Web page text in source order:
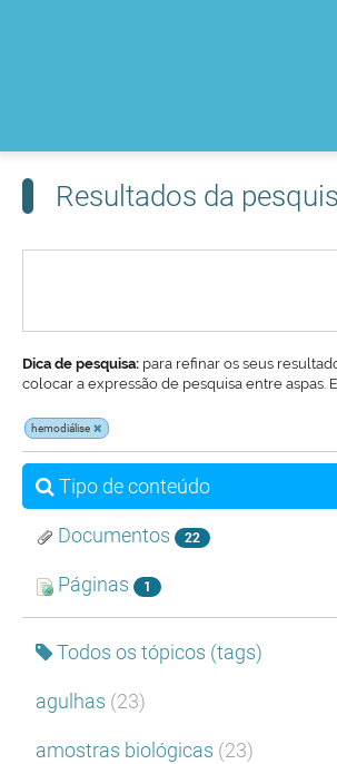
Resultados da
Dica de pesquisa: para refinar os seus
colocar a expressão de pesquisa entre aspas.
hemodiálise
Tipo de conteúdo
Documentos 22
Páginas 1
Todos os tópicos (tags)
agulhas (23)
amostras biológicas (23)